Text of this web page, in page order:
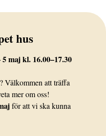
hus
maj kl. 16.00–17.30
Välkommen att träffa
mer om oss!
för att vi ska kunna